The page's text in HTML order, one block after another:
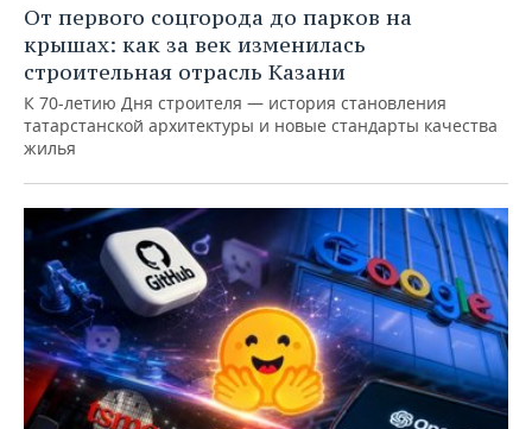
От первого соцгорода до парков на
крышах: как за век изменилась
строительная отрасль Казани
К 70-летию Дня строителя — история становления
татарстанской архитектуры и новые стандарты качества
жилья